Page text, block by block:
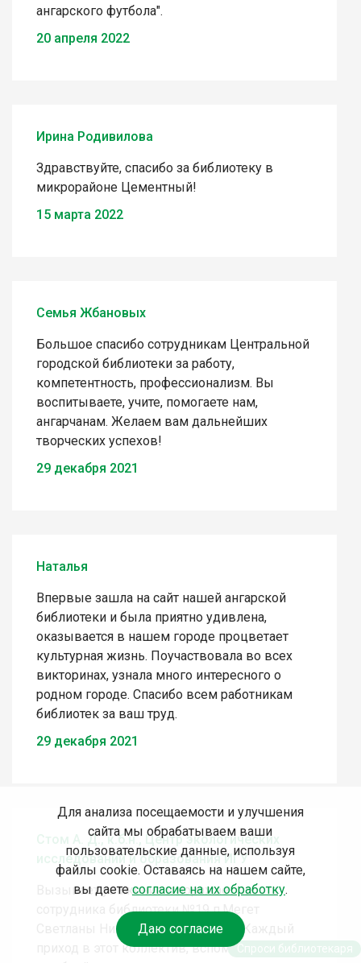
ангарского футбола".
20 апреля 2022
Ирина Родивилова
Здравствуйте, спасибо за библиотеку в
микрорайоне Цементный!
15 марта 2022
Семья Жбановых
Большое спасибо сотрудникам Центральной
городской библиотеки за работу,
компетентность, профессионализм. Вы
воспитываете, учите, помогаете нам,
ангарчанам. Желаем вам дальнейших
творческих успехов!
29 декабря 2021
Наталья
Впервые зашла на сайт нашей ангарской
библиотеки и была приятно удивлена,
оказывается в нашем городе процветает
культурная жизнь. Поучаствовала во всех
викторинах, узнала много интересного о
родном городе. Спасибо всем работникам
библиотек за ваш труд.
29 декабря 2021
Стом А. Д., к.б.н., Центр экологических
исследований и образования ИГУ
Вызывает уважение и поражает работа
сотрудника библиотеки №19 п.Мегет
Светланы Николаевны Полищук! Каждый
приход в этот коллектив, вспоминается с
Для анализа посещаемости и улучшения
сайта мы обрабатываем ваши
пользовательские данные, используя
файлы cookie. Оставаясь на нашем сайте,
вы даете согласие на их обработку.
Даю согласие
Спроси библиотекаря